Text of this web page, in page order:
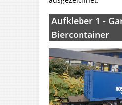
Aufkleber 1 -
Biercontainer